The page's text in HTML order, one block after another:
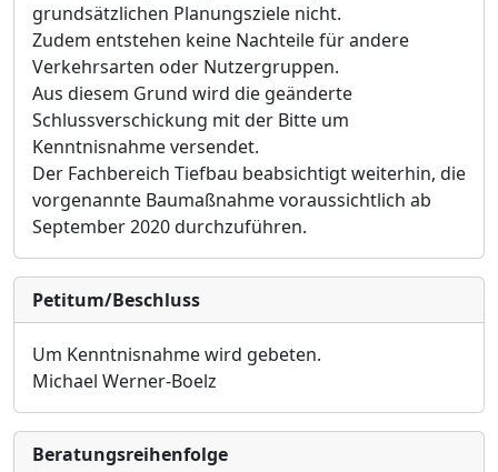
grundsätzlichen Planungsziele nicht.
Zudem entstehen keine Nachteile für andere
Verkehrsarten oder Nutzergruppen.
Aus diesem Grund wird die geänderte
Schlussverschickung mit der Bitte um
Kenntnisnahme versendet.
Der Fachbereich Tiefbau beabsichtigt weiterhin, die
vorgenannte Baumaßnahme voraussichtlich ab
September 2020 durchzuführen.
Petitum/Beschluss
Um Kenntnisnahme wird gebeten.
Michael Werner-Boelz
Bera­tungs­reihen­folge